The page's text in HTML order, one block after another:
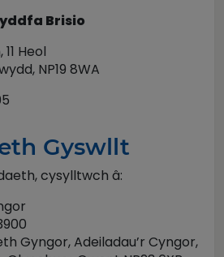
Brisio
Heol
NP19 8WA
Gyswllt
cysylltwch â:
Gyngor, Adeiladau’r Cyngor,